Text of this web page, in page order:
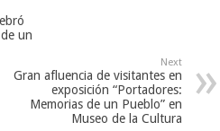
un
Next
Gran afluencia de visitantes en
exposición “Portadores:
Memorias de un Pueblo” en
Museo de la Cultura